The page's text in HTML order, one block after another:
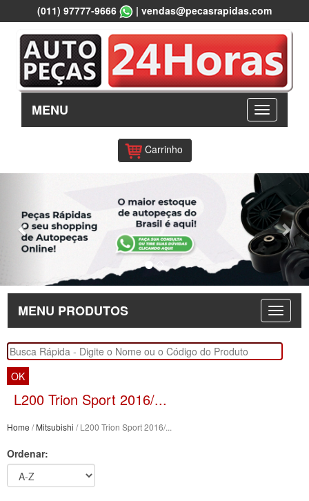
(011) 97777-9666 | vendas@pecasrapidas.com
MENU
Carrinho
MENU PRODUTOS
OK
L200 Trion Sport 2016/...
Home /Mitsubishi / L200 Trion Sport 2016/...
Ordenar: